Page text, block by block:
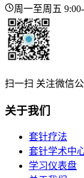
周一至周五
扫一扫 关注微信
关于我们
套针疗法
套针学术中
学习仪表盘